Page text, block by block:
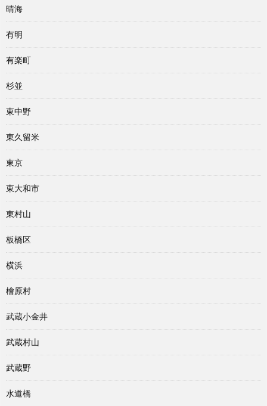
晴海
有明
有楽町
杉並
東中野
東久留米
東京
東大和市
東村山
板橋区
横浜
檜原村
武蔵小金井
武蔵村山
武蔵野
水道橋